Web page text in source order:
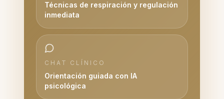
Técnicas de respiración y regulación
inmediata
CHAT CLÍNICO
Orientación guiada con IA
psicológica